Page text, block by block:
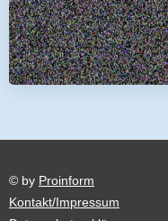
© by Proinform
Kontakt/Impressum